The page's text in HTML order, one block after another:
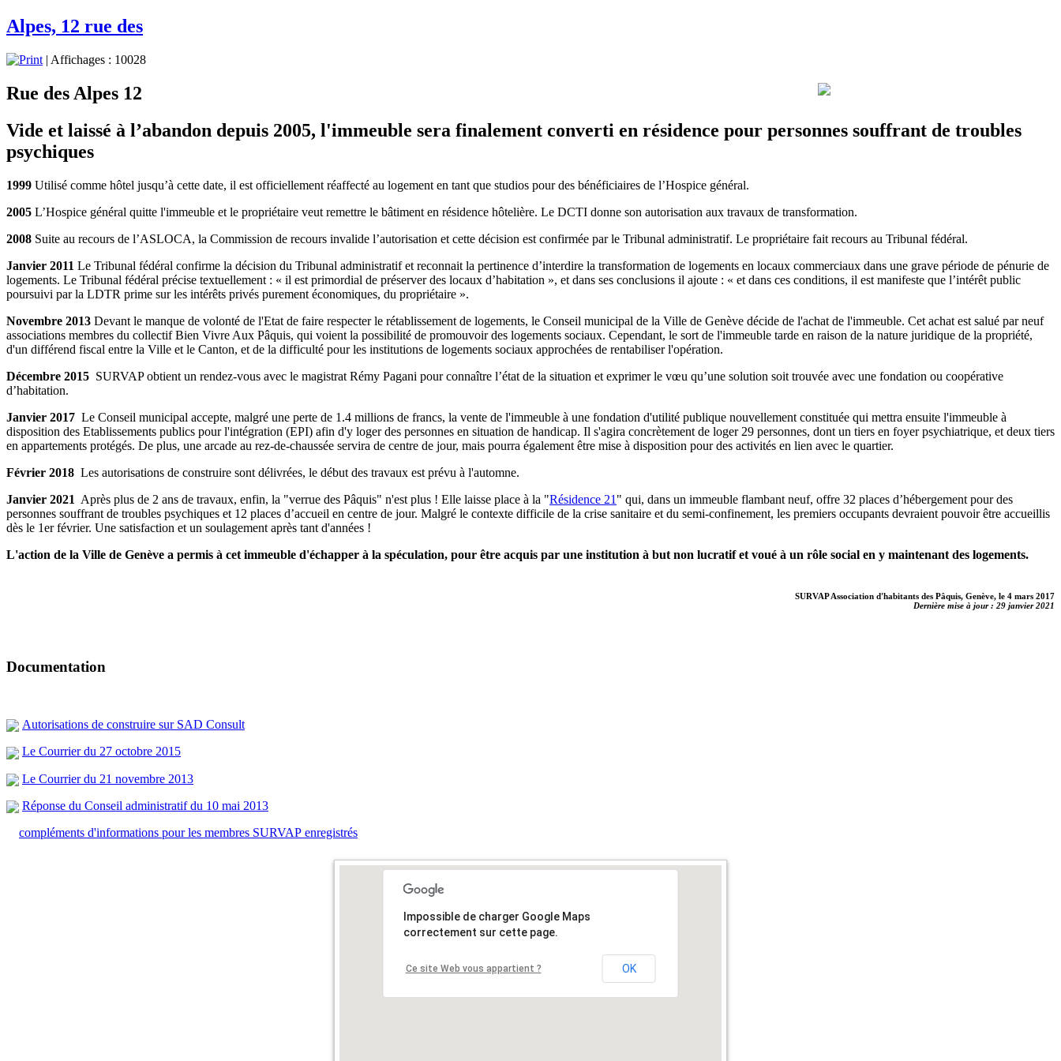
Alpes, 12 rue des
| Affichages : 10028
Rue des Alpes 12
Vide et laissé à l’abandon depuis 2005, l'immeuble sera finalement converti en résidence pour personnes souffrant de troubles
psychiques
1999 Utilisé comme hôtel jusqu’à cette date, il est officiellement réaffecté au logement en tant que studios pour des bénéficiaires de l’Hospice général.
2005 L’Hospice général quitte l'immeuble et le propriétaire veut remettre le bâtiment en résidence hôtelière. Le DCTI donne son autorisation aux travaux de transformation.
2008 Suite au recours de l’ASLOCA, la Commission de recours invalide l’autorisation et cette décision est confirmée par le Tribunal administratif. Le propriétaire fait recours au Tribunal fédéral.
Janvier 2011 Le Tribunal fédéral confirme la décision du Tribunal administratif et reconnait la pertinence d’interdire la transformation de logements en locaux commerciaux dans une grave période de pénurie de
logements. Le Tribunal fédéral précise textuellement : « il est primordial de préserver des locaux d’habitation », et dans ses conclusions il ajoute : « et dans ces conditions, il est manifeste que l’intérêt public
poursuivi par la LDTR prime sur les intérêts privés purement économiques, du propriétaire ».
Novembre 2013 Devant le manque de volonté de l'Etat de faire respecter le rétablissement de logements, le Conseil municipal de la Ville de Genève décide de l'achat de l'immeuble. Cet achat est salué par neuf
associations membres du collectif Bien Vivre Aux Pâquis, qui voient la possibilité de promouvoir des logements sociaux. Cependant, le sort de l'immeuble tarde en raison de la nature juridique de la propriété,
d'un différend fiscal entre la Ville et le Canton, et de la difficulté pour les institutions de logements sociaux approchées de rentabiliser l'opération.
Décembre 2015 SURVAP obtient un rendez-vous avec le magistrat Rémy Pagani pour connaître l’état de la situation et exprimer le vœu qu’une solution soit trouvée avec une fondation ou coopérative
d’habitation.
Janvier 2017 Le Conseil municipal accepte, malgré une perte de 1.4 millions de francs, la vente de l'immeuble à une fondation d'utilité publique nouvellement constituée qui mettra ensuite l'immeuble à
disposition des Etablissements publics pour l'intégration (EPI) afin d'y loger des personnes en situation de handicap. Il s'agira concrètement de loger 29 personnes, dont un tiers en foyer psychiatrique, et deux tiers
en appartements protégés. De plus, une arcade au rez-de-chaussée servira de centre de jour, mais pourra également être mise à disposition pour des activités en lien avec le quartier.
Février 2018 Les autorisations de construire sont délivrées, le début des travaux est prévu à l'automne.
Janvier 2021 Après plus de 2 ans de travaux, enfin, la "verrue des Pâquis" n'est plus ! Elle laisse place à la "Résidence 21 " qui, dans un immeuble flambant neuf, offre 32 places d’hébergement pour des
personnes souffrant de troubles psychiques et 12 places d’accueil en centre de jour. Malgré le contexte difficile de la crise sanitaire et du semi-confinement, les premiers occupants devraient pouvoir être accueillis
dès le 1er février. Une satisfaction et un soulagement après tant d'années !
L'action de la Ville de Genève a permis à cet immeuble d'échapper à la spéculation, pour être acquis par une institution à but non lucratif et voué à un rôle social en y maintenant des logements.
SURVAP Association d'habitants des Pâquis, Genève, le 4 mars 2017
Dernière mise à jour : 29 janvier 2021
Documentation
Autorisations de construire sur SAD Consult
Le Courrier du 27 octobre 2015
Le Courrier du 21 novembre 2013
Réponse du Conseil administratif du 10 mai 2013
compléments d'informations pour les membres SURVAP enregistrés
Impossible de charger Google Maps
correctement sur cette page.
Ce site Web vous appartient ? OK